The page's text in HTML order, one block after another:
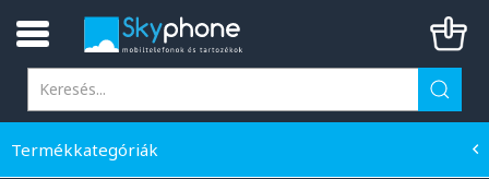
Termékkategóriák